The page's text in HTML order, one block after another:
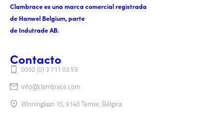
Clambrace es una marca comercial registrada
de Hanwel Belgium, parte
de Indutrade AB.
Contacto
0032 (0) 3 711 03 53
info@clambrace.com
Winninglaan 15, 9140 Temse, Bélgica